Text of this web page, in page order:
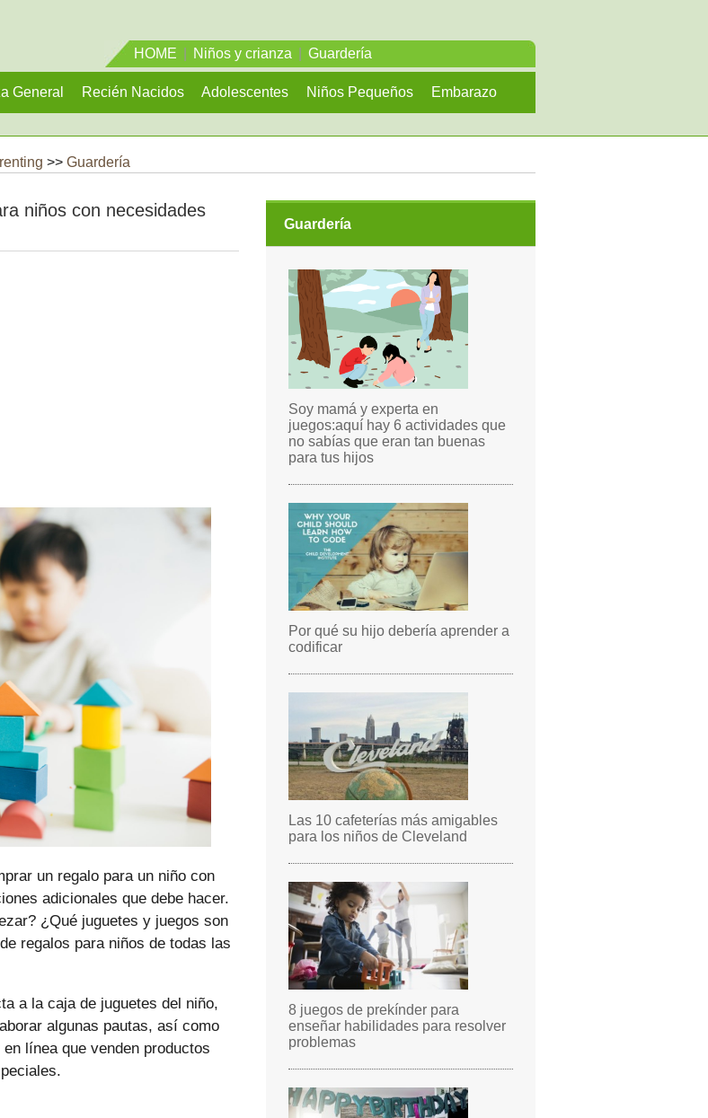
HOME Niños y crianza Guardería
General Recién Nacidos Adolescentes Niños Pequeños Embarazo
>> Guardería
niños con necesidades
un regalo para un niño con
adicionales que debe hacer.
¿Qué juguetes y juegos son
regalos para niños de todas las
a la caja de juguetes del niño,
algunas pautas, así como
línea que venden productos
Guardería
Soy mamá y experta en
juegos:aquí hay 6 actividades que
no sabías que eran tan buenas
para tus hijos
Por qué su hijo debería aprender a
codificar
Las 10 cafeterías más amigables
para los niños de Cleveland
8 juegos de prekínder para
enseñar habilidades para resolver
problemas